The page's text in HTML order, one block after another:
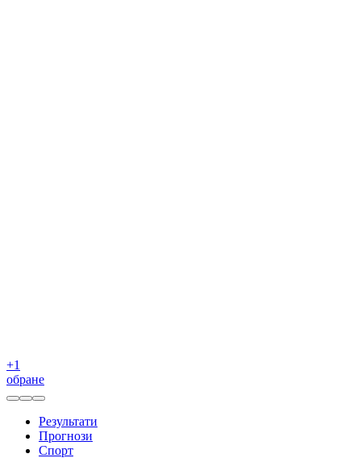
+1
обране
Результати
Прогнози
Спорт